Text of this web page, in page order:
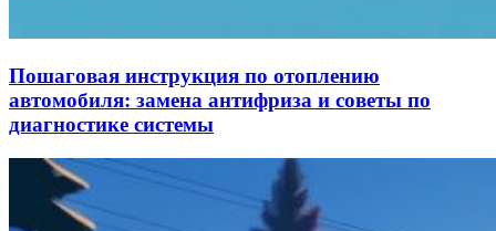
Пошаговая инструкция по отоплению
автомобиля: замена антифриза и советы по
диагностике системы